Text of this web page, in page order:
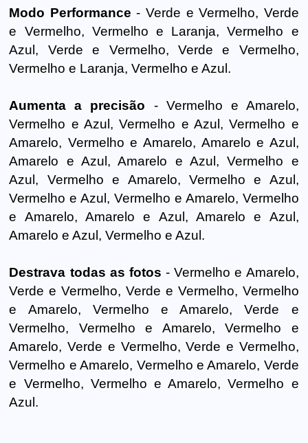
Modo Performance - Verde e Vermelho, Verde
e Vermelho, Vermelho e Laranja, Vermelho e
Azul, Verde e Vermelho, Verde e Vermelho,
Vermelho e Laranja, Vermelho e Azul.
Aumenta a precisão - Vermelho e Amarelo,
Vermelho e Azul, Vermelho e Azul, Vermelho e
Amarelo, Vermelho e Amarelo, Amarelo e Azul,
Amarelo e Azul, Amarelo e Azul, Vermelho e
Azul, Vermelho e Amarelo, Vermelho e Azul,
Vermelho e Azul, Vermelho e Amarelo, Vermelho
e Amarelo, Amarelo e Azul, Amarelo e Azul,
Amarelo e Azul, Vermelho e Azul.
Destrava todas as fotos - Vermelho e Amarelo,
Verde e Vermelho, Verde e Vermelho, Vermelho
e Amarelo, Vermelho e Amarelo, Verde e
Vermelho, Vermelho e Amarelo, Vermelho e
Amarelo, Verde e Vermelho, Verde e Vermelho,
Vermelho e Amarelo, Vermelho e Amarelo, Verde
e Vermelho, Vermelho e Amarelo, Vermelho e
Azul.